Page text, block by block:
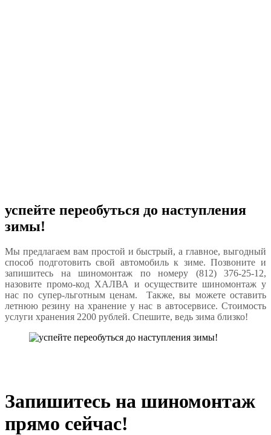
успейте переобуться до наступления
зимы!
Мы предлагаем вам простой и быстрый, а главное, выгодный
способ подготовить свой автомобиль к зиме. Позвоните и
запишитесь на шиномонтаж по номеру (812) 376-25-12,
назовите промо-код ХАЛВА и осуществите шиномонтаж у
нас по супер-льготным ценам. Также, вы можете оставить
летнюю резину на хранение у нас в автосервисе. Стоимость
услуги хранения 2200 рублей. Спешите, ведь зима близко!
Запишитесь на шиномонтаж
прямо сейчас!